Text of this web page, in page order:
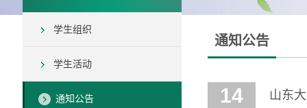
学生组织
学生活动
通知公告
通知公告
14 山东